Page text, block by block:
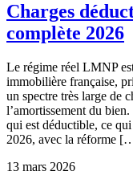
Charges
complète 2026
Le régime réel LMNP
immobilière française,
un spectre très large de
l’amortissement du
qui est déductible, ce
2026, avec la réforme
13 mars 2026